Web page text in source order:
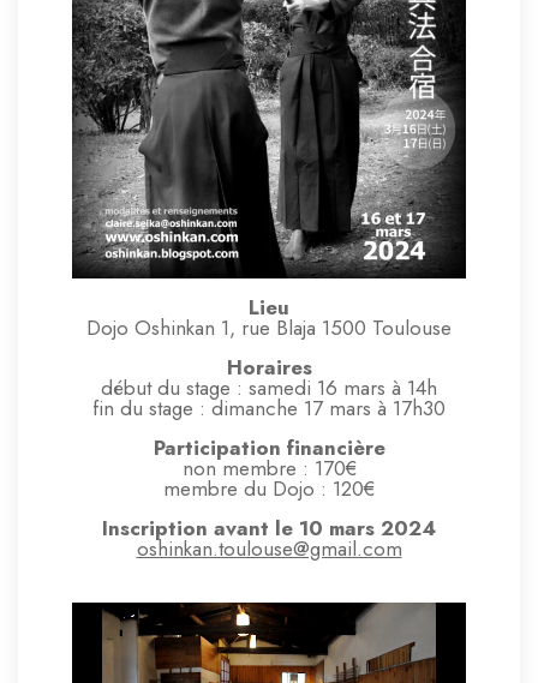
Lieu
Dojo Oshinkan 1, rue Blaja 1500 Toulouse
Horaires
début du stage : samedi 16 mars à 14h
fin du stage : dimanche 17 mars à 17h30
Participation financière
non membre : 170€
membre du Dojo : 120€
Inscription avant le 10 mars 2024
oshinkan.toulouse@gmail.com